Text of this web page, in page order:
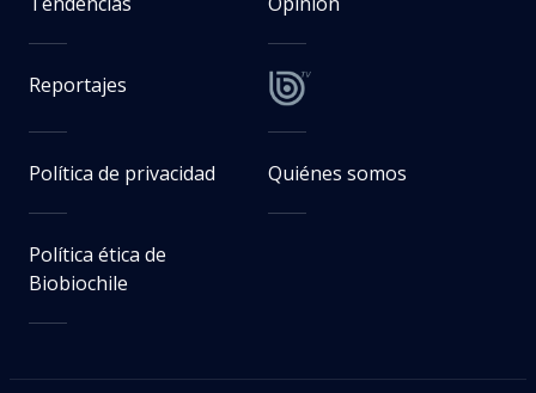
Reportajes
Política de privacidad Quiénes somos
Política ética de
Biobiochile